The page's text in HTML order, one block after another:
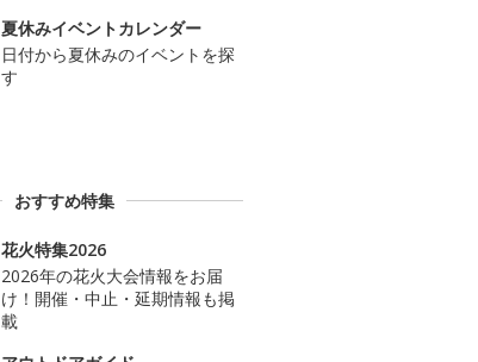
夏休みイベントカレンダー
日付から夏休みのイベントを探
す
おすすめ特集
花火特集2026
2026年の花火大会情報をお届
け！開催・中止・延期情報も掲
載